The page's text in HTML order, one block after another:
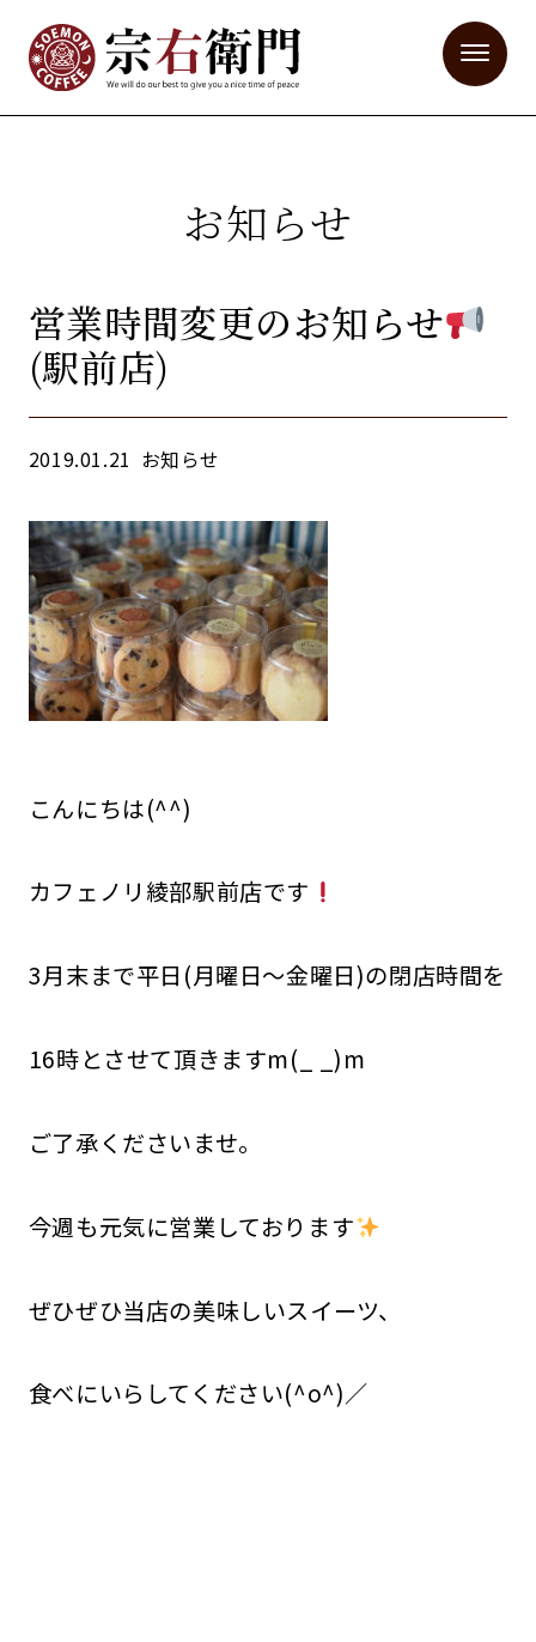
お知らせ
営業時間変更のお知らせ
(駅前店)
2019.01.21 お知らせ
こんにちは(^^)
カフェノリ綾部駅前店です
3月末まで平日(月曜日～金曜日)の閉店時間を
16時とさせて頂きますm(_ _)m
ご了承くださいませ。
今週も元気に営業しております
ぜひぜひ当店の美味しいスイーツ、
食べにいらしてください(^o^)／